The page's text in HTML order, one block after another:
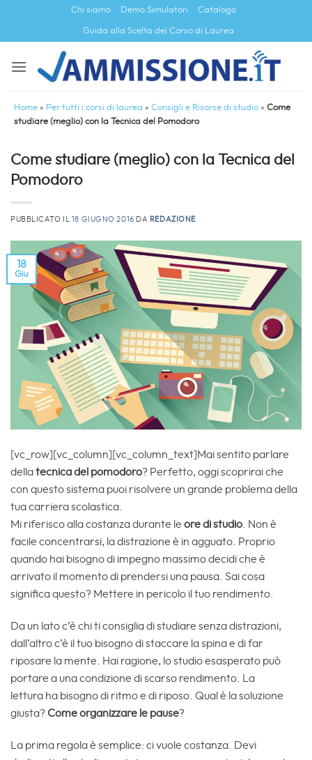
contenuti
Chi siamo Demo Simulatori Catalogo
Guida alla Scelta del Corso di Laurea
Home » Per tutti i corsi di laurea » Consigli e Risorse di studio » Come
studiare (meglio) con la Tecnica del Pomodoro
Come studiare (meglio) con la Tecnica del
Pomodoro
PUBBLICATO IL 18 GIUGNO 2016 DA REDAZIONE
18
Giu
[vc_row][vc_column][vc_column_text]Mai sentito parlare
dellatecnica del pomodoro? Perfetto, oggi scoprirai che
con questo sistema puoi risolvere un grande problema della
tua carriera scolastica.
Mi riferisco alla costanza durante le ore di studio . Non è
facile concentrarsi, la distrazione è in agguato. Proprio
quando hai bisogno di impegno massimo decidi che è
arrivato il momento di prendersi una pausa. Sai cosa
significa questo? Mettere in pericolo il tuo rendimento.
Da un lato c’è chi ti consiglia di studiare senza distrazioni,
dall’altro c’è il tuo bisogno di staccare la spina e di far
riposare la mente. Hai ragione, lo studio esasperato può
portare a una condizione di scarso rendimento. La
lettura ha bisogno di ritmo e di riposo. Qual è la soluzione
giusta? Come organizzare le pause?
La prima regola è semplice: ci vuole costanza. Devi